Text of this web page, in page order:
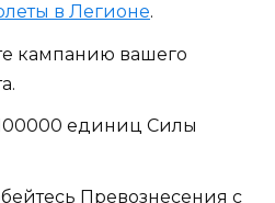
в Легионе.
кампанию вашего
единиц Силы
Превознесения с